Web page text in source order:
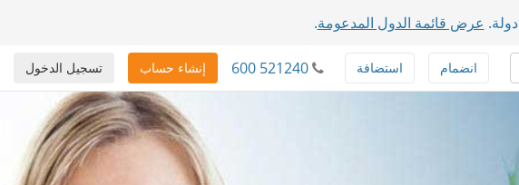
عرض قائمة الدول المدعومة.
تسجيل الدخول إنشاء حساب 600 521240 انضمام استضافة